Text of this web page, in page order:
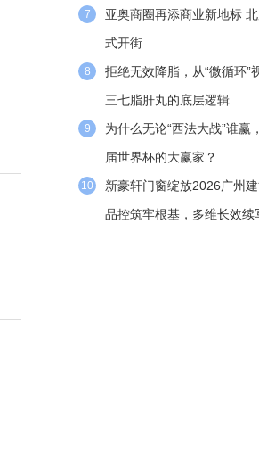
7
亚奥商圈再添商业新地标
式开街
8
拒绝无效降脂，从“微循环”
三七脂肝丸的底层逻辑
9
为什么无论“西法大战”谁赢
届世界杯的大赢家？
10
新豪轩门窗绽放2026广州
品控筑牢根基，多维长效续